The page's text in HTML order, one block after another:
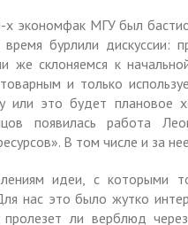
экономфак МГУ был
бурлили дискуссии:
же склоняемся к
и только
или это будет плановое
появилась работа
В том числе и за
идеи, с которыми
нас это было жутко
ли верблюд